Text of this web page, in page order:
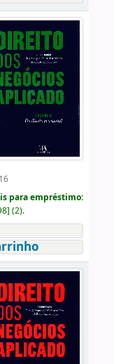
para empréstimo:
] (2).